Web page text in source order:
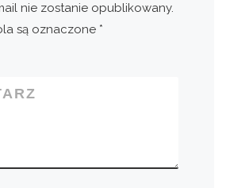
nie zostanie opublikowany.
są oznaczone *